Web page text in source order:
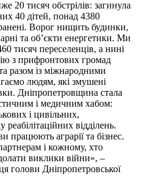
20 тисяч обстрілів: загинула
40 дітей, понад 4380
Ворог нищить будинки,
та об’єкти енергетики. Ми
тисяч переселенців, а нині
з прифронтових громад
разом із міжнародними
людям, які змушені
Дніпропетровщина стала
і медичним хабом:
і цивільних,
відділень.
працюють аграрії та бізнес.
і кожному, хто
виклики війни», –
голови Дніпропетровської